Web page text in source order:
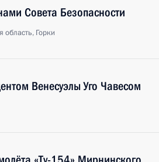
Совета Безопасности
область, Горки
Венесуэлы Уго Чавесом